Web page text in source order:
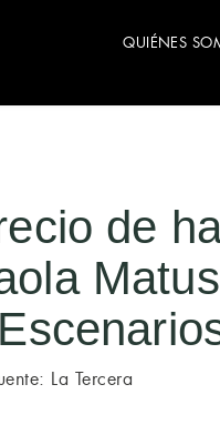
QUIÉNES
de
La Tercera